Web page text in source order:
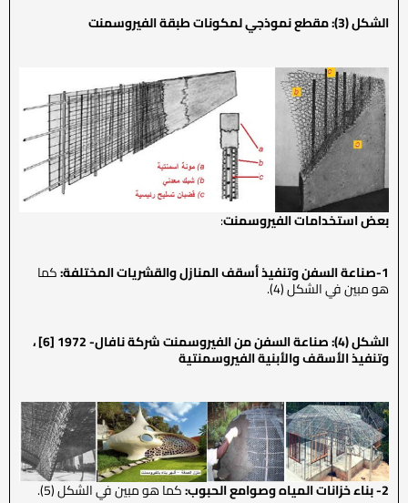
الشكل (3): مقطع نموذجي لمكونات طبقة الفيروسمنت
بعض استخدامات الفيروسمنت:
1-صناعة السفن وتنفيذ أسقف المنازل والقشريات المختلفة: كما
هو مبين في الشكل (4).
الشكل (4): صناعة السفن من الفيروسمنت شركة نافال- 1972 [6] ،
وتنفيذ الأسقف والأبنية الفيروسمنتية
2- بناء خزانات المياه وصوامع الحبوب: كما هو مبين في الشكل (5).